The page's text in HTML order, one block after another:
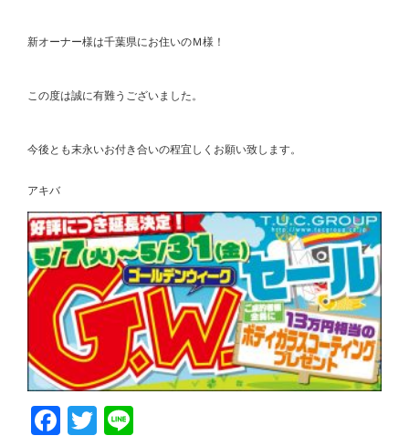
新オーナー様は千葉県にお住いのＭ様！
この度は誠に有難うございました。
今後とも末永いお付き合いの程宜しくお願い致します。
アキバ
Facebook
Twitter